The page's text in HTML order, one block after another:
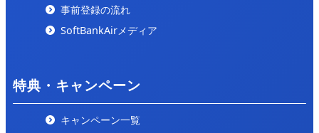
ュバックを徹底比較」にて紹介されました。
て紹介されました。
2024/9/25
事前登録の流れ
SoftBankAirメディア
特典・キャンペーン
キャンペーン一覧